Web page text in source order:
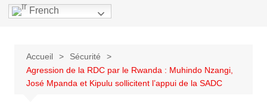
French
Accueil
Sécurité
Agression de la RDC par le Rwanda : Muhindo Nzangi,
José Mpanda et Kipulu sollicitent l’appui de la SADC